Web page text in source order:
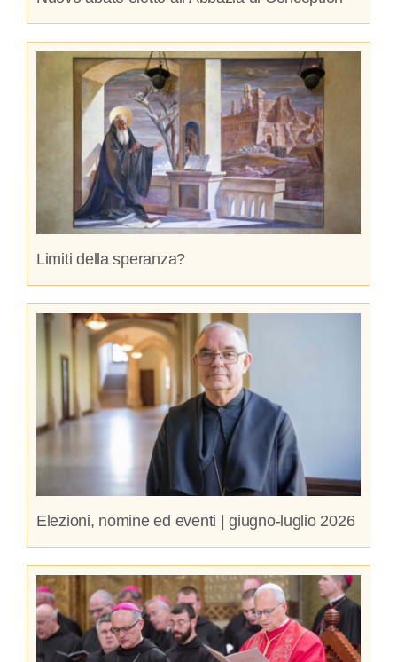
Limiti della speranza?
Elezioni, nomine ed eventi | giugno-luglio 2026